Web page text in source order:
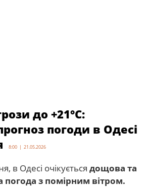
до +21°С:
погоди в Одесі
8:00 | 21.05.2026
в Одесі очікується дощова та
погода з помірним вітром.